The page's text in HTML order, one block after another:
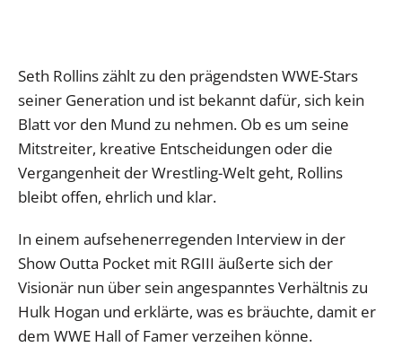
Seth Rollins zählt zu den prägendsten WWE-Stars
seiner Generation und ist bekannt dafür, sich kein
Blatt vor den Mund zu nehmen. Ob es um seine
Mitstreiter, kreative Entscheidungen oder die
Vergangenheit der Wrestling-Welt geht, Rollins
bleibt offen, ehrlich und klar.
In einem aufsehenerregenden Interview in der
Show Outta Pocket mit RGIII äußerte sich der
Visionär nun über sein angespanntes Verhältnis zu
Hulk Hogan und erklärte, was es bräuchte, damit er
dem WWE Hall of Famer verzeihen könne.